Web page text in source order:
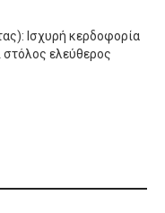
Ισχυρή κερδοφορία
στόλος ελεύθερος